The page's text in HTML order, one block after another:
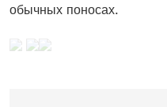
обычных поносах.